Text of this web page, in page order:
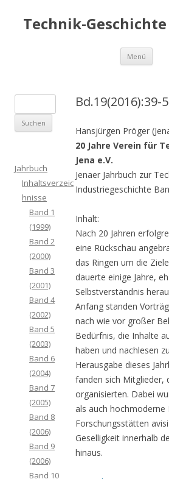
Technik-Geschichte
Menü
Inhalt
Bd.19(2016):39-
Hansjürgen Pröger
20 Jahre Verein für
Jena e.V.
Jenaer Jahrbuch zur
Industriegeschichte
Inhalt:
Nach 20 Jahren
eine Rückschau
das Ringen um die
dauerte einige Jahre,
Selbstverständnis
Anfang standen
nach wie vor großer
Bedürfnis, die Inhalte
haben und nachlesen
Herausgabe dieses
fanden sich Mitglieder,
organisierten. Dabei
als auch hochmoderne
Forschungsstätten
Geselligkeit innerhalb
hinaus.
u
c
n
Jahrbuch
Inhaltsverzeic
hnisse
Band 1
(1999)
Band 2
(2000)
Band 3
(2001)
Band 4
(2002)
Band 5
(2003)
Band 6
(2004)
Band 7
(2005)
Band 8
(2006)
Band 9
(2006)
Band 10